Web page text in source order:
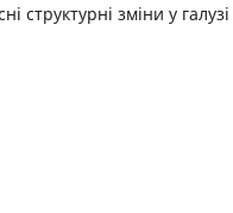
структурні зміни у